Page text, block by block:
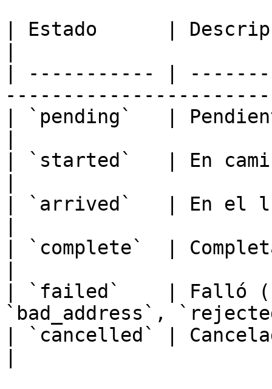
| Estado      |
| ----------- |
| `pending`   |
| `started`   | En
| `arrived`   | En el
| `complete`  |
| `failed`    | Falló
`bad_address`,
| `cancelled` |